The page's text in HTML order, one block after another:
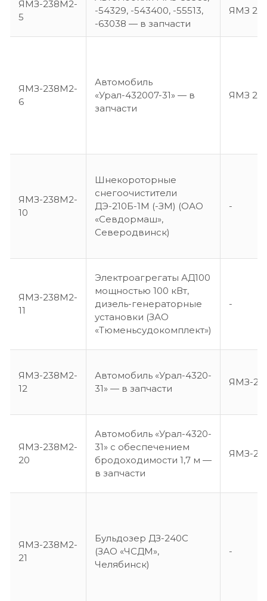
ЯМЗ-238М2-
5
-54329, -543400, -55513,
-63038 — в запчасти
ЯМЗ
ЯМЗ-238М2-
6
Автомобиль
«Урал-432007-31» — в
запчасти
ЯМЗ
ЯМЗ-238М2-
10
Шнекороторные
снегоочистители
ДЭ-210Б-1М (-ЗМ) (ОАО
«Севдормаш»,
Северодвинск)
-
ЯМЗ-238М2-
11
Электроагрегаты АД100
мощностью 100 кВт,
дизель-генераторные
установки (ЗАО
«Тюменьсудокомплект»)
-
ЯМЗ-238М2-
12
Автомобиль «Урал-4320-
31» — в запчасти
ЯМЗ-
ЯМЗ-238М2-
20
Автомобиль «Урал-4320-
31» с обеспечением
бродоходимости 1,7 м —
в запчасти
ЯМЗ-
ЯМЗ-238М2-
21
Бульдозер ДЗ-240С
(ЗАО «ЧСДМ»,
Челябинск)
-